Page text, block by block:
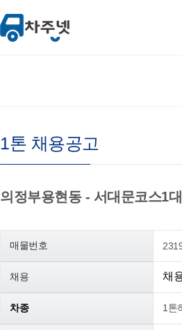
1톤 채용공고
의정부용현동 - 서대문코스1
매물번호
채용 채
차종 1톤